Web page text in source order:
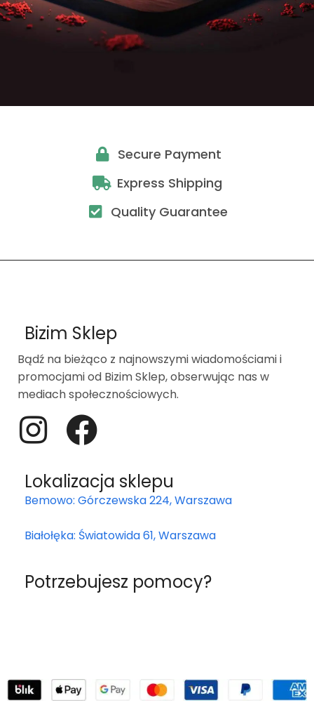
Secure Payment
Express Shipping
Quality Guarantee
Bizim Sklep
Bądź na bieżąco z najnowszymi wiadomościami i
promocjami od Bizim Sklep, obserwując nas w
mediach społecznościowych.
Lokalizacja sklepu
Bemowo: Górczewska 224, Warszawa
Białołęka: Światowida 61, Warszawa
Potrzebujesz pomocy?